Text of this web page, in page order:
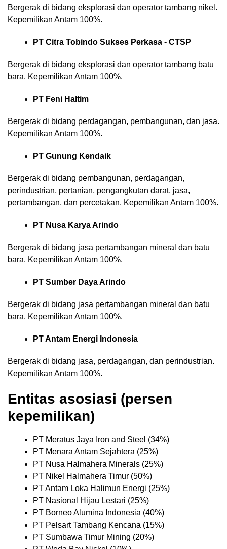
Bergerak di bidang eksplorasi dan operator tambang nikel.
Kepemilikan Antam 100%.
PT Citra Tobindo Sukses Perkasa - CTSP
Bergerak di bidang eksplorasi dan operator tambang batu
bara. Kepemilikan Antam 100%.
PT Feni Haltim
Bergerak di bidang perdagangan, pembangunan, dan jasa.
Kepemilikan Antam 100%.
PT Gunung Kendaik
Bergerak di bidang pembangunan, perdagangan,
perindustrian, pertanian, pengangkutan darat, jasa,
pertambangan, dan percetakan. Kepemilikan Antam 100%.
PT Nusa Karya Arindo
Bergerak di bidang jasa pertambangan mineral dan batu
bara. Kepemilikan Antam 100%.
PT Sumber Daya Arindo
Bergerak di bidang jasa pertambangan mineral dan batu
bara. Kepemilikan Antam 100%.
PT Antam Energi Indonesia
Bergerak di bidang jasa, perdagangan, dan perindustrian.
Kepemilikan Antam 100%.
Entitas asosiasi (persen
kepemilikan)
PT Meratus Jaya Iron and Steel (34%)
PT Menara Antam Sejahtera (25%)
PT Nusa Halmahera Minerals (25%)
PT Nikel Halmahera Timur (50%)
PT Antam Loka Halimun Energi (25%)
PT Nasional Hijau Lestari (25%)
PT Borneo Alumina Indonesia (40%)
PT Pelsart Tambang Kencana (15%)
PT Sumbawa Timur Mining (20%)